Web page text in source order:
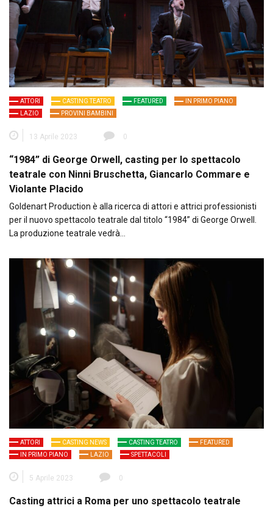
ATTORI CASTING TEATRO FEATURED
IN PRIMO PIANO
LAZIO
PROVINI BAMBINI
13 Aprile 2023 0
“1984” di George Orwell, casting per lo spettacolo
teatrale con Ninni Bruschetta, Giancarlo Commare e
Violante Placido
Goldenart Production è alla ricerca di attori e attrici professionisti
per il nuovo spettacolo teatrale dal titolo “1984” di George Orwell.
La produzione teatrale vedrà…
ATTORI CASTING NEWS CASTING TEATRO
FEATURED
IN PRIMO PIANO
LAZIO SPETTACOLI
5 Aprile 2023 0
Casting attrici a Roma per uno spettacolo teatrale